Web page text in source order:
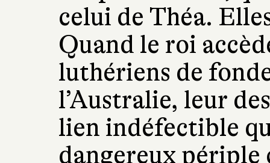
celui de Théa.
Quand le roi
luthériens de
l’Australie, leur
lien indéfectible
dangereux périple